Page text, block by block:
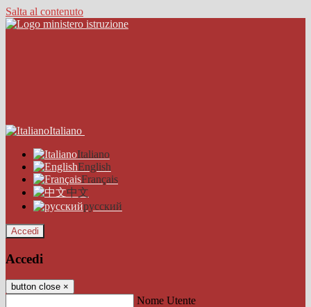
Salta al contenuto
Italiano
Italiano
English
Français
中文
русский
Accedi
Accedi
button close ×
Nome Utente